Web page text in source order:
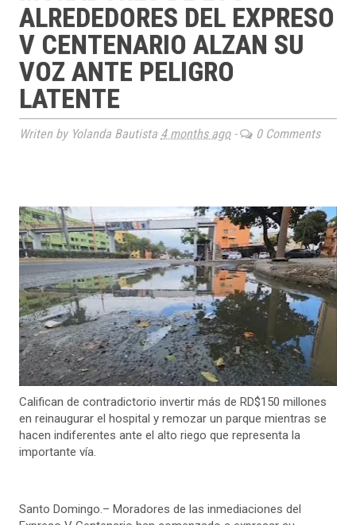
ALREDEDORES DEL EXPRESO
V CENTENARIO ALZAN SU
VOZ ANTE PELIGRO
LATENTE
Writen by Yolanda Bautista 4 months ago- 0 Comments
Califican de contradictorio invertir más de RD$150 millones
en reinaugurar el hospital y remozar un parque mientras se
hacen indiferentes ante el alto riego que representa la
importante vía.
Santo Domingo.– Moradores de las inmediaciones del